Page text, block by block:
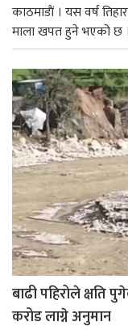
काठमाडाैं । यस वर्ष
माला खपत हुने भएको छ ।
बाढी पहिरोले क्षति
करोड लाग्ने अनुमान